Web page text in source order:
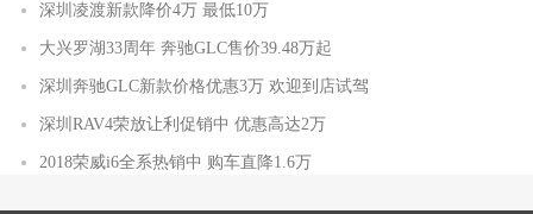
深圳凌渡新款降价4万 最低10万
大兴罗湖33周年 奔驰GLC售价39.48万起
深圳奔驰GLC新款价格优惠3万 欢迎到店试驾
深圳RAV4荣放让利促销中 优惠高达2万
2018荣威i6全系热销中 购车直降1.6万